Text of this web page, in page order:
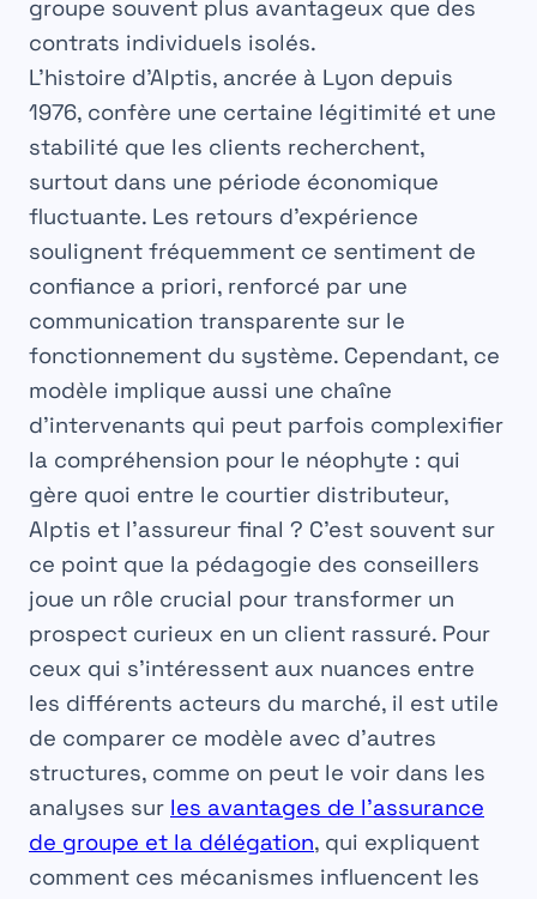
groupe souvent plus avantageux que des
contrats individuels isolés.
L’histoire d’Alptis, ancrée à Lyon depuis
1976, confère une certaine légitimité et une
stabilité que les clients recherchent,
surtout dans une période économique
fluctuante. Les retours d’expérience
soulignent fréquemment ce sentiment de
confiance a priori, renforcé par une
communication transparente sur le
fonctionnement du système. Cependant, ce
modèle implique aussi une chaîne
d’intervenants qui peut parfois complexifier
la compréhension pour le néophyte : qui
gère quoi entre le courtier distributeur,
Alptis et l’assureur final ? C’est souvent sur
ce point que la pédagogie des conseillers
joue un rôle crucial pour transformer un
prospect curieux en un client rassuré. Pour
ceux qui s’intéressent aux nuances entre
les différents acteurs du marché, il est utile
de comparer ce modèle avec d’autres
structures, comme on peut le voir dans les
analyses sur les avantages de l’assurance
de groupe et la délégation, qui expliquent
comment ces mécanismes influencent les